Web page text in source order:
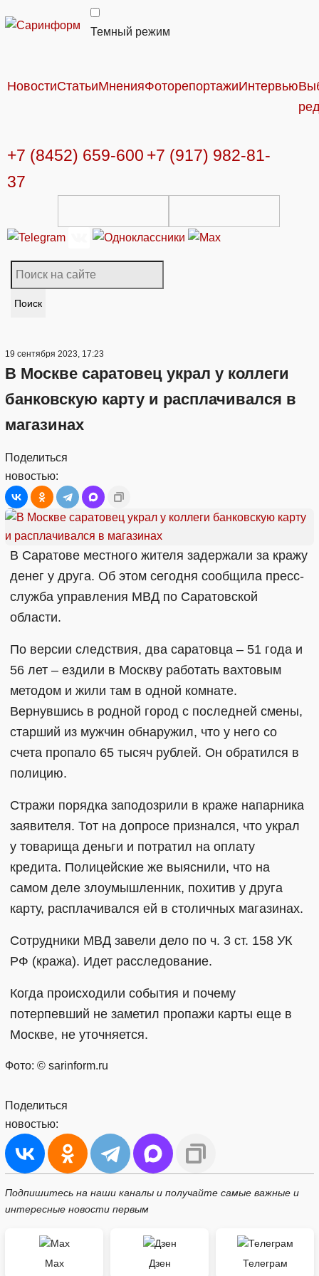
Темный режим
НовостиСтатьиМненияФоторепортажиИнтервью
+7 (8452) 659-600 +7 (917) 982-81-
37
Поиск
19 сентября 2023, 17:23
В Москве саратовец украл у коллеги
банковскую карту и расплачивался в
магазинах
Поделиться
новостью:
В Саратове местного жителя задержали за кражу
денег у друга. Об этом сегодня сообщила пресс-
служба управления МВД по Саратовской
области.
По версии следствия, два саратовца – 51 года и
56 лет – ездили в Москву работать вахтовым
методом и жили там в одной комнате.
Вернувшись в родной город с последней смены,
старший из мужчин обнаружил, что у него со
счета пропало 65 тысяч рублей. Он обратился в
полицию.
Стражи порядка заподозрили в краже напарника
заявителя. Тот на допросе признался, что украл
у товарища деньги и потратил на оплату
кредита. Полицейские же выяснили, что на
самом деле злоумышленник, похитив у друга
карту, расплачивался ей в столичных магазинах.
Сотрудники МВД завели дело по ч. 3 ст. 158 УК
РФ (кража). Идет расследование.
Когда происходили события и почему
потерпевший не заметил пропажи карты еще в
Москве, не уточняется.
Фото: © sarinform.ru
Поделиться
новостью:
Подпишитесь на наши каналы и получайте самые важные и
интересные новости первым
Max Дзен Телеграм